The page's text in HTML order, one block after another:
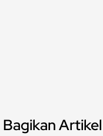
Bagikan Artikel